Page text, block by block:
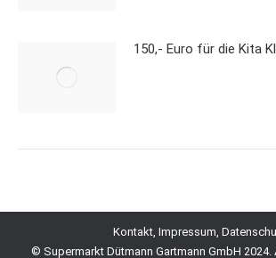
150,- Euro für die Kita
Kontakt, Impressum,
© Supermarkt Dütmann Gartmann GmbH 2024.